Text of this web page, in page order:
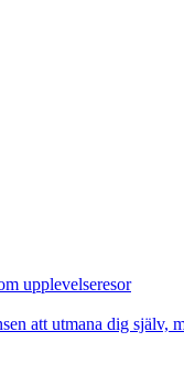
upplevelseresor
att utmana dig